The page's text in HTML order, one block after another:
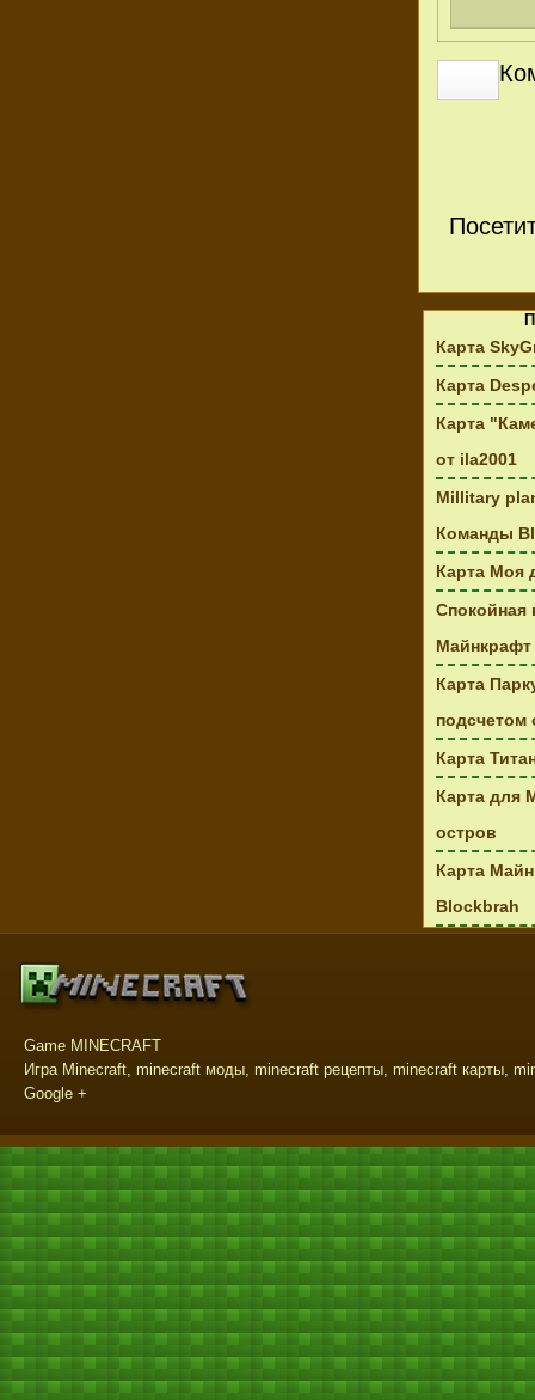
Карта
Карта
Карта
от ila2001
Millitary
Команды
Карта Моя
Спокойная
Майнкрафт
Карта
подсчетом
Карта
Карта для
остров
Карта
Blockbrah
Game MINECRAFT
Игра Minecraft, minecraft моды, minecraft рецепты, minecraft карты,
Google +